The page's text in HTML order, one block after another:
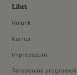
Libri
Rólunk
Karrier
Impresszum
Társadalmi programok